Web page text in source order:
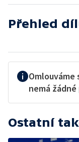
Přehled
nemá
Ostatní